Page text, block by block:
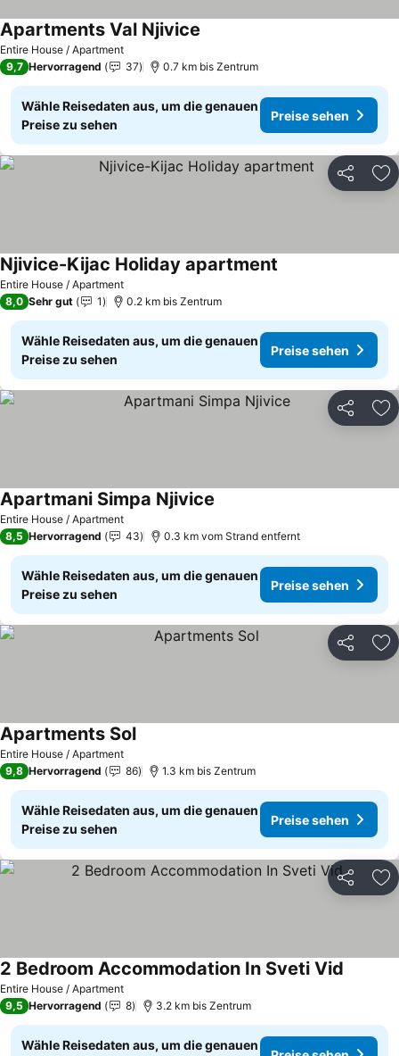
Entire House / Apartment
Apartments Val Njivice
9,7 Hervorragend 37 0.7 km bis Zentrum
Wähle Reisedaten aus, um die genauen
Preise zu sehen
Preise sehen
Teilen
Entire House / Apartment
Njivice-Kijac Holiday apartment
8,0 Sehr gut 1 0.2 km bis Zentrum
Wähle Reisedaten aus, um die genauen
Preise zu sehen
Preise sehen
Teilen
Entire House / Apartment
Apartmani Simpa Njivice
8,5 Hervorragend 43 0.3 km vom Strand entfernt
Wähle Reisedaten aus, um die genauen
Preise zu sehen
Preise sehen
Teilen
Entire House / Apartment
Apartments Sol
9,8 Hervorragend 86 1.3 km bis Zentrum
Wähle Reisedaten aus, um die genauen
Preise zu sehen
Preise sehen
Teilen
Entire House / Apartment
2 Bedroom Accommodation In Sveti Vid
9,5 Hervorragend 8 3.2 km bis Zentrum
Wähle Reisedaten aus, um die genauen